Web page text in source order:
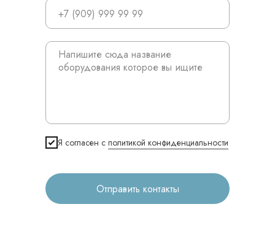
Я согласен с политикой конфиденциальности
Отправить контакты
Изготовление хирургических шаблонов
Оплата и доставка
Политика конфиденциальности